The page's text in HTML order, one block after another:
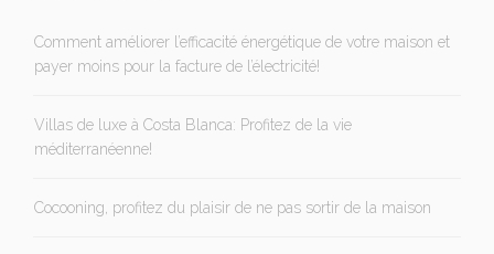
Comment améliorer l’efficacité énergétique de votre maison et
payer moins pour la facture de l’électricité!
Villas de luxe à Costa Blanca: Profitez de la vie
méditerranéenne!
Cocooning, profitez du plaisir de ne pas sortir de la maison